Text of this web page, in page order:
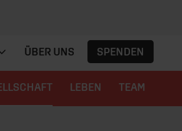
ÜBER UNS SPENDEN
LEBEN TEAM